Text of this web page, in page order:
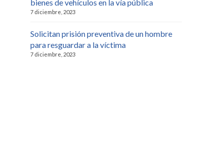
bienes de vehículos en la vía pública
7 diciembre, 2023
Solicitan prisión preventiva de un hombre
para resguardar a la víctima
7 diciembre, 2023